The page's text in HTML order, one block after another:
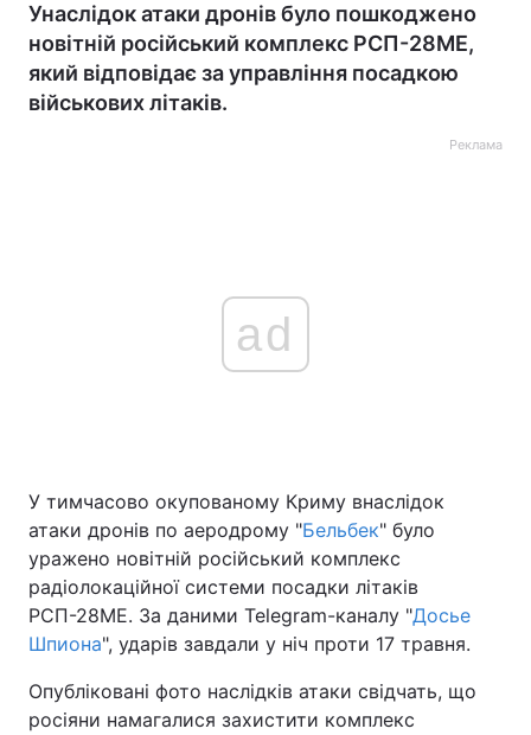
Унаслідок атаки дронів було пошкоджено
новітній російський комплекс РСП-28МЕ,
який відповідає за управління посадкою
військових літаків.
Реклама
ad
У тимчасово окупованому Криму внаслідок
атаки дронів по аеродрому "Бельбек" було
уражено новітній російський комплекс
радіолокаційної системи посадки літаків
РСП-28МЕ. За даними Telegram-каналу "Досье
Шпиона", ударів завдали у ніч проти 17 травня.
Опубліковані фото наслідків атаки свідчать, що
росіяни намагалися захистити комплекс